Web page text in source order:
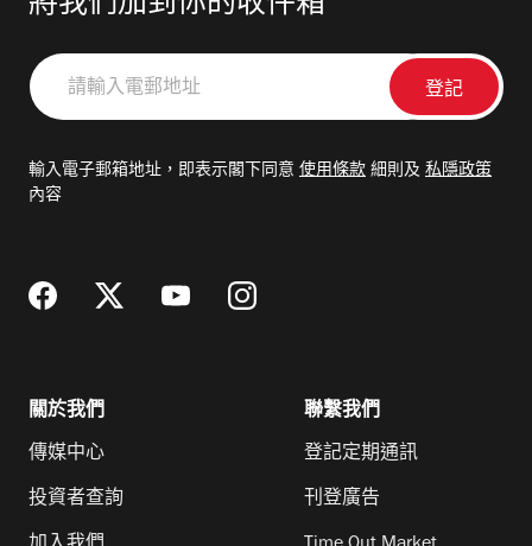
將我們加到你的收件箱
請
輸
郵
輸入電子郵箱地址，即表示閣下同意 使用條款 細則及 私隱政策
內容
關於我們
傳媒中心
投資者查詢
聯繫我們
登記定期通訊
刊登廣告